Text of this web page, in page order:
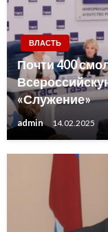
ВЛАСТЬ
Почти 400
«Служение»
admin 14.02.2025